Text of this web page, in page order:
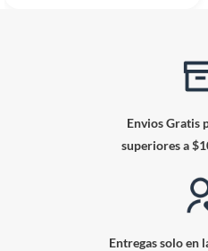
Envios Gratis
superiores a
Entregas solo en